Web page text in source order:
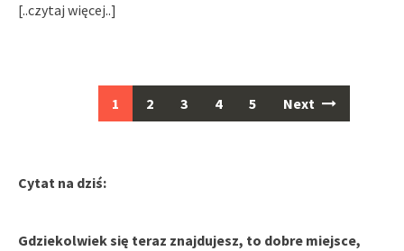
[..czytaj więcej..]
1 2 3 4 5 Next
Cytat na dziś:
Gdziekolwiek się teraz znajdujesz, to dobre miejsce,